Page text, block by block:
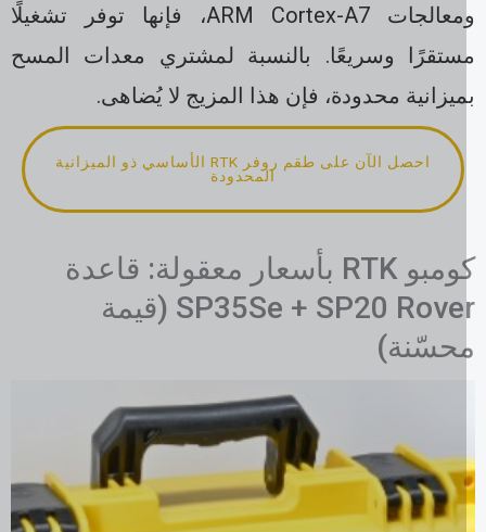
ومعالجات ARM Cortex-A7، فإنها توفر تشغيلًا
وسريعًا. بالنسبة لمشتري معدات المسح
محدودة، فإن هذا المزيج لا يُضاهى.
احصل الآن على طقم روفر RTK الأساسي ذو الميزانية
المحدودة
كومبو RTK بأسعار معقولة: قاعدة
SP35Se + SP20 Rover (قيمة